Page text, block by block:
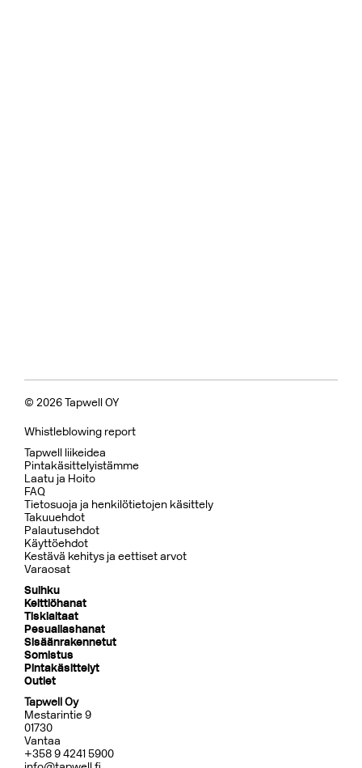
© 2026 Tapwell OY
Whistleblowing report
Tapwell liikeidea
Pintakäsittelyistämme
Laatu ja Hoito
FAQ
Tietosuoja ja henkilötietojen käsittely
Takuuehdot
Palautusehdot
Käyttöehdot
Kestävä kehitys ja eettiset arvot
Varaosat
Suihku
Keittiöhanat
Tiskialtaat
Pesuallashanat
Sisäänrakennetut
Somistus
Pintakäsittelyt
Outlet
Tapwell Oy
Mestarintie 9
01730
Vantaa
+358 9 4241 5900